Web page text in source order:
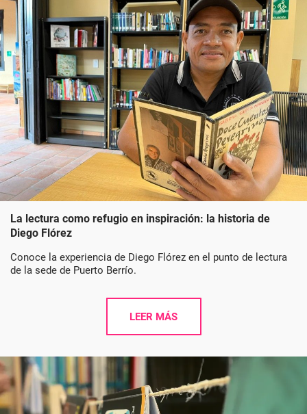
La lectura como refugio en inspiración: la historia de
Diego Flórez
Conoce la experiencia de Diego Flórez en el punto de lectura
de la sede de Puerto Berrío.
LEER MÁS